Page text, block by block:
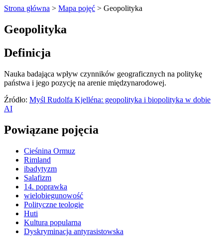
Strona główna > Mapa pojęć > Geopolityka
Geopolityka
Definicja
Nauka badająca wpływ czynników geograficznych na politykę
państwa i jego pozycję na arenie międzynarodowej.
Źródło: Myśl Rudolfa Kjelléna: geopolityka i biopolityka w dobie
AI
Powiązane pojęcia
Cieśnina Ormuz
Rimland
ibadytyzm
Salafizm
14. poprawka
wielobiegunowość
Polityczne teologie
Huti
Kultura popularna
Dyskryminacja antyrasistowska